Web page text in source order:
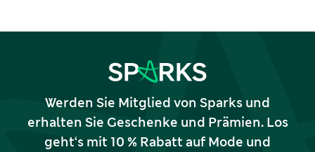
Werden Sie Mitglied von Sparks und
erhalten Sie Geschenke und Prämien. Los
geht‘s mit 10 % Rabatt auf Mode und